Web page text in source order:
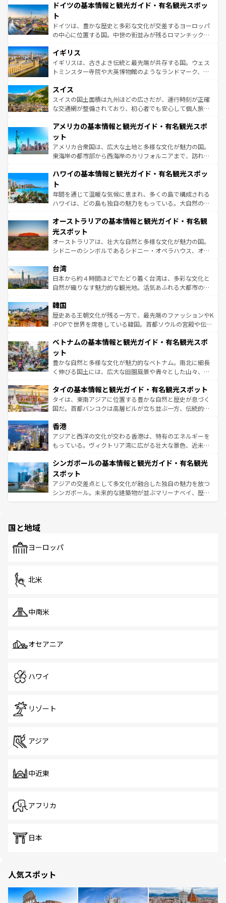
せる。地方によって風土や気候が異なるスペインはその個
ンテンツ一覧 を参照してほしい。
で、幅広い魅力が詰まっている。華麗な宮殿、歴史的な大
聖堂、美しいビーチ、そして豊かな自然が、訪れる者を心
から魅了する。また、フランスは美食の国としても知ら
れ、フランス料理はユネスコ無形文化遺産にも登録されて
香り高いラベンダー畑など、多彩な楽しみ方が可能だ。さ
らに、パリ以外の地域にも魅力が溢れており、どの街角に
も豊かな歴史と文化が息づいている。パリ以外の個性あふ
を参照してほしい。
ドイツの基本情報と観光ガイド・有名観光スポッ
ト
ドイツは、豊かな歴史と多彩な文化が交差するヨーロッパ
の中心に位置する国。中世の街並みが残るロマンチック街
顔を持つこの国は、どこを歩いても飽きることがない。ベ
ルリンの文化的活気、バイエルン州のアルプスの絶景、そ
してライン川沿いのワイン畑といった風景は必見。ビール
は、お酒好きな人にはぜひ体験してほしい。 なお、新着の
ドイツ情報はコンテンツ一覧を参照してほしい。
イギリス
イギリスは、古きよき伝統と最先端が共存する国。ウェス
トミンスター寺院や大英博物館のようなランドマーク、歴
リアごとに異なる魅力がある。また、優雅なアフタヌーン
ティー、ビール好きにはたまらない英国パブ、サッカー観
戦など、本場だからこそできる体験も豊富。イギリスを旅
ンツ一覧を参照してほしい。
スイス
スイスの国土面積は九州ほどの広さだが、運行時刻が正確
な交通網が整備されており、初心者でも安心して個人旅行
の建物がそのまま残る町や、スイスならではのユニークな
博物館もあり、アルプス観光だけでなく町歩きも満喫する
ことができる。国民の所得が高いため物価も高いが、旅行
者向けの交通パス提供のサービスもあり、うまく活用すれ
着のスイス情報はコンテンツ一覧を参照してほしい。
アメリカの基本情報と観光ガイド・有名観光スポ
ット
アメリカ合衆国は、広大な土地と多様な文化が魅力の国。
東海岸の都市部から西海岸のカリフォルニアまで、訪れる
のような巨大都市は、観光、ショッピング、エンターテイ
ンメントが詰まった刺激的なスポットだ。一方、アメリカ
西部には大自然が広がり、グランドキャニオンやイエロー
ストーン国立公園といった絶景が堪能できる。さらに、南
文化が魅力。旅行者はアメリカの各地域で異なる魅力を楽
しみながら、その多様性と豊かな歴史を感じることができ
るだろう。車でのロードトリップや列車の旅も、アメリカ
ならではの贅沢な旅のスタイルだ。 なお、新着のアメリカ
情報は コンテンツ一覧 を参照してほしい。
ハワイの基本情報と観光ガイド・有名観光スポッ
ト
年間を通じて温暖な気候に恵まれ、多くの島で構成される
ハワイは、どの島も独自の魅力をもっている。大自然の神
ワイ島は見逃せない。また、定番の観光地といえばオアフ
島だが、静かな自然を求めるならマウイ島やカウアイ島が
おすすめ。エメラルドグリーンに輝く海をはじめ、豊かな
文化や歴史が息づいている。「アロハスピリット」と呼ば
人々、おいしいローカルフードやハワイアンミュージッ
ク、伝統的なフラダンスなど、すべてがハワイの魅力を彩
っている。訪れるたびに新しい発見と感動が待っているハ
はコンテンツ一覧
オーストラリアの基本情報と観光ガイド・有名観
光スポット
オーストラリアは、壮大な自然と多様な文化が魅力の国。
シドニーのシンボルであるシドニー・オペラハウス、オー
リアリーフや大陸中央部にそびえるウルル（エアーズロッ
ク）、タスマニアの美しい原生林やケアンズの熱帯雨林な
ど、見どころがたくさん。また、カフェやワイン、オージ
いる。アクティビティも充実しており、サーフィンやダイ
ビング、ハイキングなど、アウトドア好きにはたまらな
い。オーストラリアの多彩な魅力を存分に味わいつくそ
参照してほしい。
台湾
日本から約４時間ほどでたどり着く台湾は、多彩な文化と
自然が織りなす魅力的な観光地。活気あふれる大都市の台
ン）、静ひつな山岳地帯である台湾東部など、都市の喧騒
と山間の静けさが共存しており、訪れる人に新しい発見と
驚きをもたらしてくれる。また、奥深い台湾の食文化も魅
容にもいいと評判のスイーツなど、バラエティ豊かな料理
照してほしい。
韓国
歴史ある王朝文化が残る一方で、最先端のファッションやK
-POPで世界を席巻している韓国。首都ソウルの宮殿や伝統
き、地方に足を延ばせば四季折々の自然美を楽しむことが
できる。そして、キムチや焼肉、絶品のストリートフード
まで、さまざまな韓国料理が待っている。夜には、韓国な
らではのナイトライフも堪能できる。あたたかいホスピタ
わってみてほしい。 なお、新着の韓国情報はコンテンツ一
覧 を参照してほしい。
ベトナムの基本情報と観光ガイド・有名観光スポ
ット
豊かな自然と多様な文化が魅力的なベトナム。南北に細長
く伸びる国土には、広大な田園風景や青々とした山々、世
急速な発展と共に伝統が息づく。ハノイの古い町並みやホ
ーチミン市のフランス統治時代の建物も、独特の雰囲気を
醸し出している。また、バラエティの豊かさとおいしさで
とつ。フォーやバインミー、ベトナムコーヒーなどは、ぜ
ひ現地で味わいたい。どの地域を訪れてもあたたかい人々
が旅行者を迎えてくれるので、きっと忘れられない旅にな
参照してほしい。
タイの基本情報と観光ガイド・有名観光スポット
タイは、東南アジアに位置する豊かな自然と歴史が息づく
国だ。首都バンコクは高層ビルが立ち並ぶ一方、伝統的な
の活気が交差している。北部ではチェンマイなどの山岳地
帯で自然と触れ合い、南部ではプーケットやクラビの美し
いビーチでリゾート気分を楽しむことができる。タイ料理
激する。気候は一年中温暖で、どの季節にも異なる楽しみ
が待っている。親しみやすいタイの人々、仏教を中心とし
た文化、そして多様な観光資源が、訪れる旅人を魅了し続
ける。 なお、新着のタイ情報はコンテンツ一覧を参照して
香港
アジアと西洋の文化が交わる香港は、特有のエネルギーを
もっている。ヴィクトリア湾に広がる壮大な景色、近未来
み、どこを訪れても感動するはず。観光スポットが密集し
ており、効率よく見どころを回れるのも魅力。息をのむよ
うな絶景から文化的な体験まで、香港を存分に楽しみ尽く
そう。 なお、新着の香港情報はコンテンツ一覧を参照して
シンガポールの基本情報と観光ガイド・有名観光
スポット
アジアの交差点として多文化が融合した独自の魅力を放つ
シンガポール。未来的な建築物が並ぶマリーナベイ、歴史
で、ホーカーズは地元の風情を楽しめる外せないスポット
国と地域
ヨーロッパ
北米
中南米
オセアニア
ハワイ
リゾート
アジア
中近東
アフリカ
日本
人気スポット